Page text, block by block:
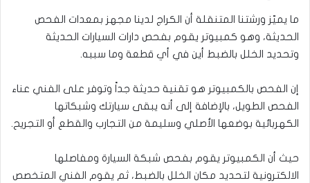
ما يميّز ورشتنا المتنقلة أن الكراج لدينا مجهز بمعدات الفحص
الحديثة، وهو كمبيوتر يقوم بفحص دارات السيارات الحديثة
وتحديد الخلل بالضبط أين في أي قطعة وما سببه.
إن الفحص بالكمبيوتر هو تقنية حديثة جداً وتوفر على الفني عناء
الفحص الطويل، بالإضافة إلى أنه يبقى سيارتك وشبكاتها
الكهربائية بوضعها الأصلي وسليمة من التجارب والقطع أو التجريح.
حيث أن الكمبيوتر يقوم بفحص شبكة السيارة ومفاصلها
الالكترونية لتحديد مكان الخلل بالضبط، ثم يقوم الفني المتخصص